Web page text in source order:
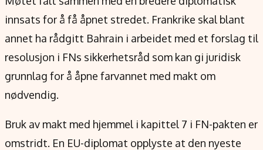
innsats for å få åpnet stredet. Frankrike skal blant
annet ha rådgitt Bahrain i arbeidet med et forslag til
resolusjon i FNs sikkerhetsråd som kan gi juridisk
grunnlag for å åpne farvannet med makt om
nødvendig.
Bruk av makt med hjemmel i kapittel 7 i FN-pakten er
omstridt. En EU-diplomat opplyste at den nyeste